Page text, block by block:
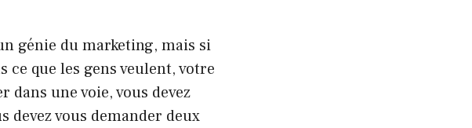
génie du marketing, mais si
ce que les gens veulent, votre
dans une voie, vous devez
devez vous demander deux